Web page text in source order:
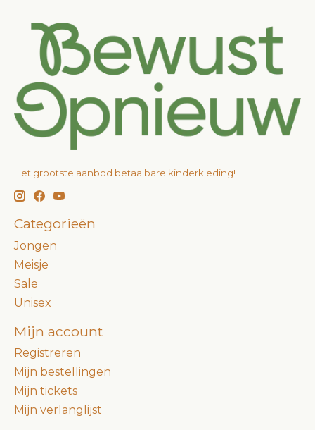
Het grootste aanbod betaalbare kinderkleding!
Categorieën
Jongen
Meisje
Sale
Unisex
Mijn account
Registreren
Mijn bestellingen
Mijn tickets
Mijn verlanglijst